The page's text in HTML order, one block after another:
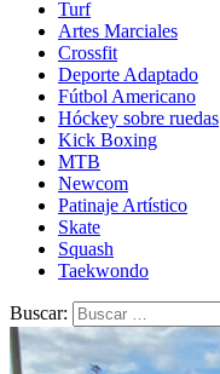
Turf
Artes Marciales
Crossfit
Deporte Adaptado
Fútbol Americano
Hóckey sobre ruedas
Kick Boxing
MTB
Newcom
Patinaje Artístico
Skate
Squash
Taekwondo
Buscar: